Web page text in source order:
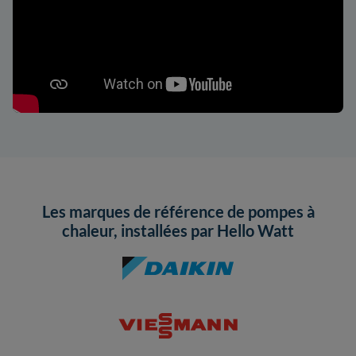
Les marques de référence de pompes à
chaleur, installées par Hello Watt